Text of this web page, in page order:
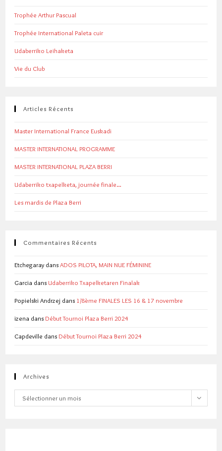
Trophée Arthur Pascual
Trophée International Paleta cuir
Udaberriko Leihaketa
Vie du Club
Articles Récents
Master International France Euskadi
MASTER INTERNATIONAL PROGRAMME
MASTER INTERNATIONAL PLAZA BERRI
Udaberriko txapelketa, journée finale…
Les mardis de Plaza Berri
Commentaires Récents
Etchegaray dansADOS PILOTA, MAIN NUE FÉMININE
Garcia dans Udaberriko Txapelketaren Finalak
Popielski Andrzej dans 1/8ème FINALES LES 16 & 17 novembre
izena dans Début Tournoi Plaza Berri 2024
Capdeville dans Début Tournoi Plaza Berri 2024
Archives
Archives
Sélectionner un mois